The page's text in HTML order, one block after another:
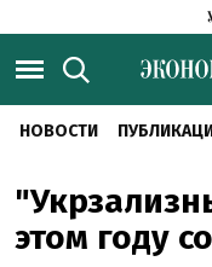
НОВОСТИ
этом году